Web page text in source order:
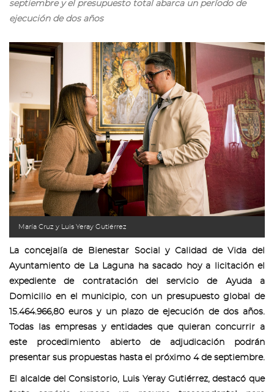
septiembre y el presupuesto total abarca un período de
ejecución de dos años
María Cruz y Luis Yeray Gutiérrez
La concejalía de Bienestar Social y Calidad de Vida del
Ayuntamiento de La Laguna ha sacado hoy a licitación el
expediente de contratación del servicio de Ayuda a
Domicilio en el municipio, con un presupuesto global de
15.464.966,80 euros y un plazo de ejecución de dos años.
Todas las empresas y entidades que quieran concurrir a
este procedimiento abierto de adjudicación podrán
presentar sus propuestas hasta el próximo 4 de septiembre.
El alcalde del Consistorio, Luis Yeray Gutiérrez, destacó que